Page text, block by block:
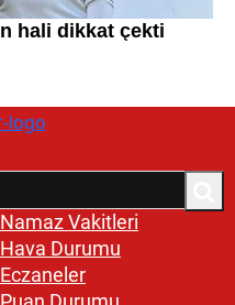
Namaz Vakitleri
Hava Durumu
Eczaneler